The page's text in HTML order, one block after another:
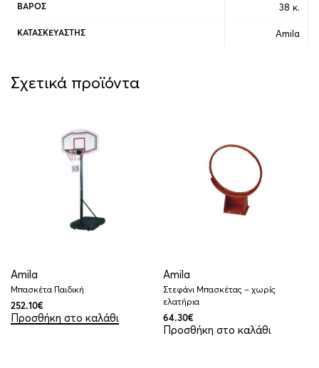
ΒΆΡΟΣ 38 κ.
ΚΑΤΑΣΚΕΥΑΣΤΉΣ Amila
Σχετικά προϊόντα
Amila
Μπασκέτα Παιδική
252.10€
Προσθήκη στο καλάθι
Amila
Στεφάνι Μπασκέτας – χωρίς
ελατήρια
64.30€
Προσθήκη στο καλάθι